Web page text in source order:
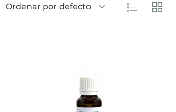
Ordenar por defecto